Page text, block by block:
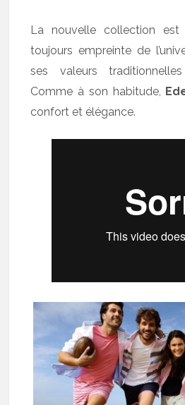
La nouvelle collection est
toujours empreinte de
ses valeurs
Comme à son habitude,
confort et élégance.